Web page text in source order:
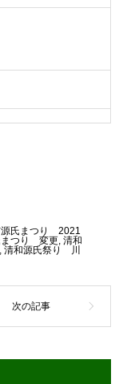
源氏まつり 2021
まつり 変更, 清和
清和源氏祭り 川